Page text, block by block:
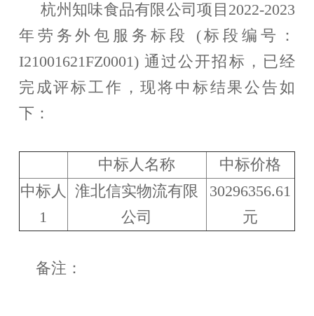
杭州知味食品有限公司项目 2022-2023
年劳务外包服务标段
(标段编号：
I21001621FZ0001) 通过公开招标，已经
完成评标工作，现将中标结果公告如
下：
中标人名称
中标价格
中标人
1
淮北信实物流有限
公司
30296356.61
元
备注：
发展成果
人事变动